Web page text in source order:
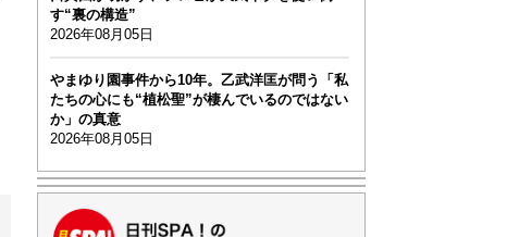
す“裏の構造”
2026年08月05日
やまゆり園事件から10年。乙武洋匡が問う「私
たちの心にも“植松聖”が棲んでいるのではない
か」の真意
2026年08月05日